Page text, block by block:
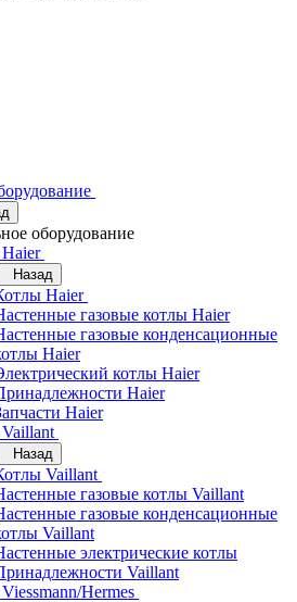
оборудование
Назад
Haier
газовые котлы Haier
газовые конденсационные
Haier
котлы Haier
Haier
Haier
Назад
Vaillant
газовые котлы Vaillant
газовые конденсационные
Vaillant
электрические котлы
Vaillant
Hermes